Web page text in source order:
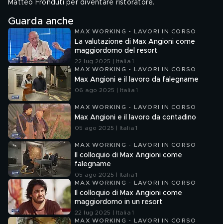
Matteo Fronduti per diventare ristoratore.
Guarda anche
MAX WORKING - LAVORI IN CORSO
La valutazione di Max Angioni come
maggiordomo del resort
22 lug 2025 | Italia 1
MAX WORKING - LAVORI IN CORSO
Max Angioni e il lavoro da falegname
06 ago 2025 | Italia 1
MAX WORKING - LAVORI IN CORSO
Max Angioni e il lavoro da contadino
05 ago 2025 | Italia 1
MAX WORKING - LAVORI IN CORSO
Il colloquio di Max Angioni come
falegname
05 ago 2025 | Italia 1
MAX WORKING - LAVORI IN CORSO
Il colloquio di Max Angioni come
maggiordomo in un resort
22 lug 2025 | Italia 1
MAX WORKING - LAVORI IN CORSO